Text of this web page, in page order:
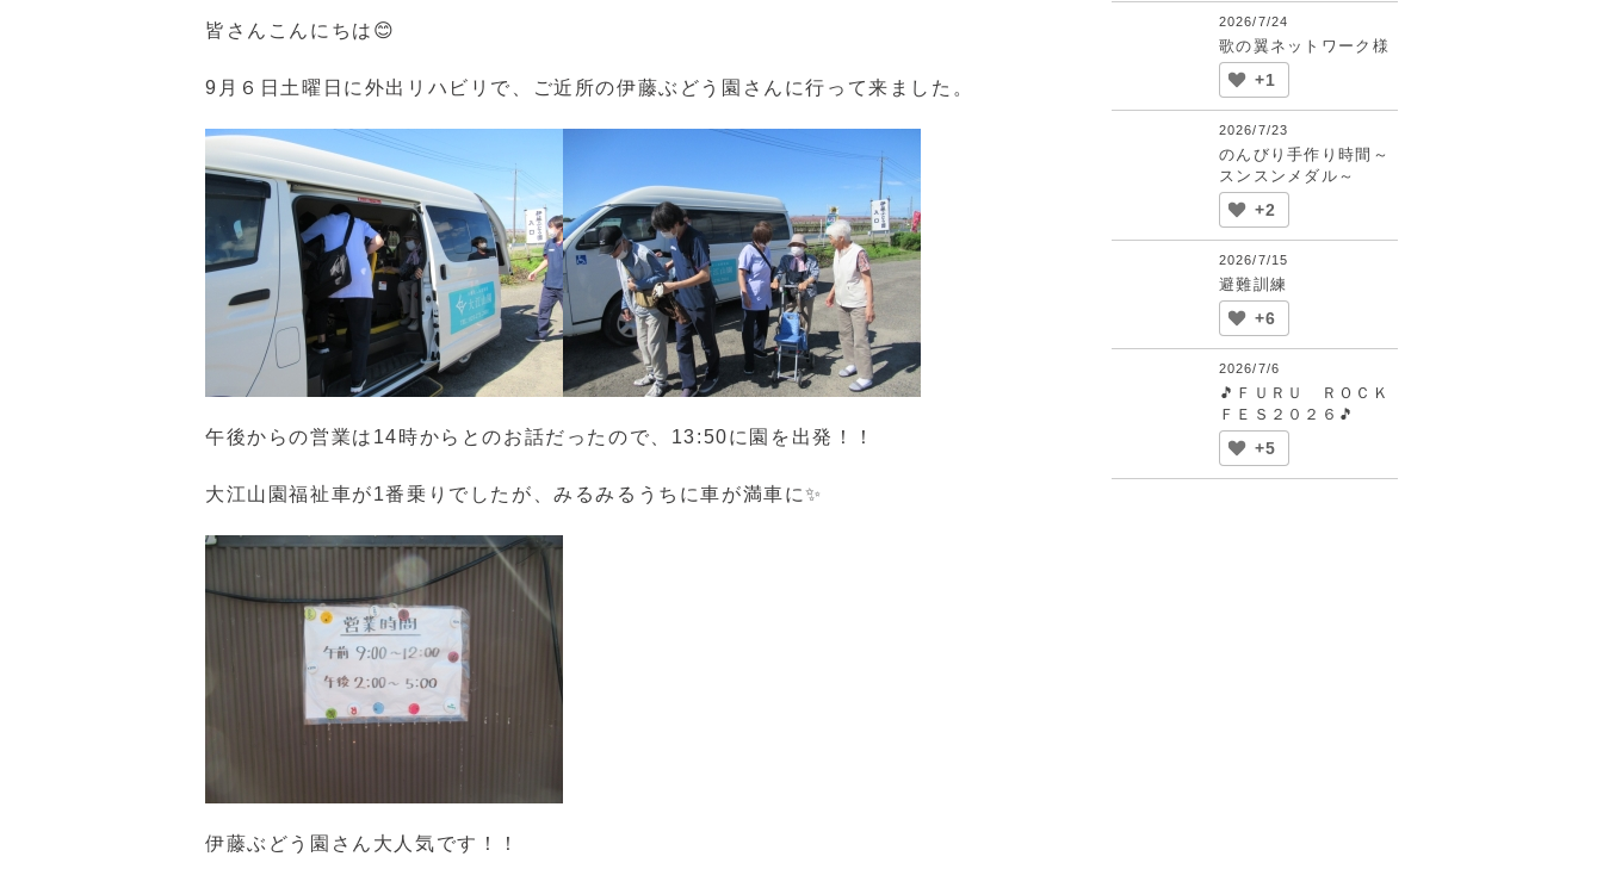
皆さんこんにちは😊
9月６日土曜日に外出リハビリで、ご近所の伊藤ぶどう園さんに行って来ました。
午後からの営業は14時からとのお話だったので、13:50に園を出発！！
大江山園福祉車が1番乗りでしたが、みるみるうちに車が満車に✨
伊藤ぶどう園さん大人気です！！
2026/7/24
歌の翼ネットワーク様
+1
2026/7/23
のんびり手作り時間～
スンスンメダル～
+2
2026/7/15
避難訓練
+6
2026/7/6
🎵ＦＵＲＵ ＲＯＣＫ
ＦＥＳ２０２６🎵
+5